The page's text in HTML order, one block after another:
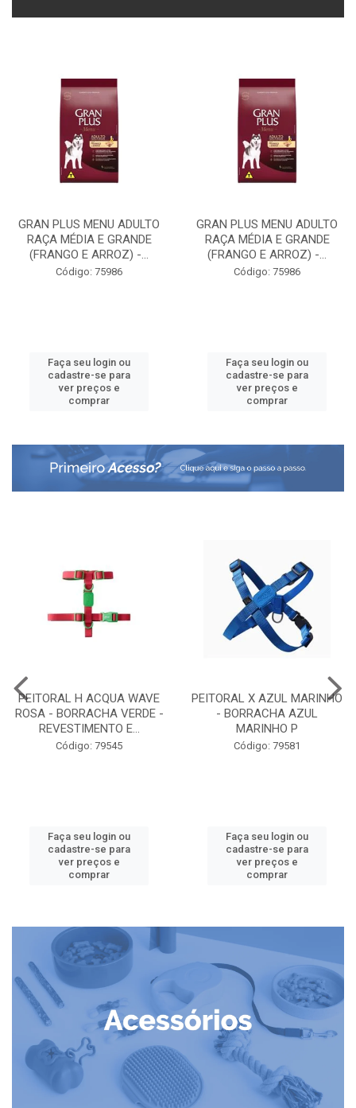
GRAN PLUS MENU ADULTO
RAÇA MÉDIA E GRANDE
(FRANGO E ARROZ) -...
Código: 75986
Faça seu login ou
cadastre-se para
ver preços e
comprar
GRAN PLUS MENU ADULTO
RAÇA MÉDIA E GRANDE
(FRANGO E ARROZ) -...
Código: 75986
Faça seu login ou
cadastre-se para
ver preços e
comprar
PEITORAL H ACQUA WAVE
ROSA - BORRACHA VERDE -
REVESTIMENTO E...
Código: 79545
Faça seu login ou
cadastre-se para
ver preços e
comprar
PEITORAL X AZUL MARINHO
- BORRACHA AZUL
MARINHO P
Código: 79581
Faça seu login ou
cadastre-se para
ver preços e
comprar